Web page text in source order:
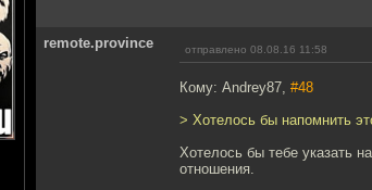
remote.province отправлено 08.08.16 11:58
Кому: Andrey87, #48
> Хотелось бы напомнить
Хотелось бы тебе указать
отношения.